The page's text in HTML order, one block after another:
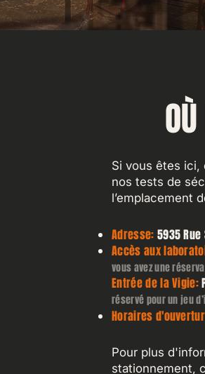
Si vous êtes ici,
nos tests de
l’emplacement
Adresse: 5935 Rue
Accès aux
vous avez une
Entréede la Vigie:
réservé pour un jeu
Horaires
Pour plus
stationnement,